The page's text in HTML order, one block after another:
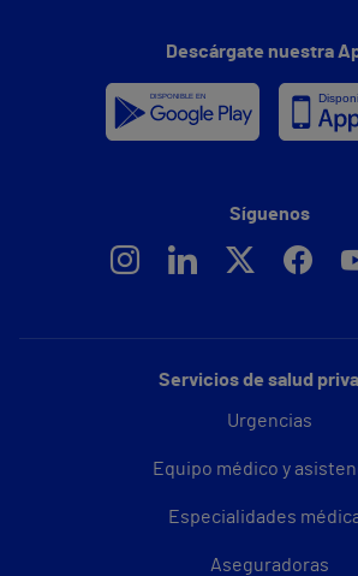
Servicios de salud
Urgencias
Equipo médico y
Especialidades
Aseguradoras
Descárgate nuestra
Síguenos